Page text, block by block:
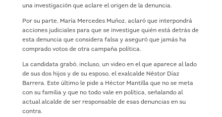
una investigación que aclare el origen de la denuncia.
Por su parte, María Mercedes Muñoz, aclaró que interpondrá
acciones judiciales para que se investigue quién está detrás de
esta denuncia que considera falsa y aseguró que jamás ha
comprado votos de otra campaña política.
La candidata grabó, incluso, un video en el que aparece al lado
de sus dos hijos y de su esposo, el exalcalde Néstor Díaz
Barrera. Este último le pide a Héctor Mantilla que no se meta
con su familia y que no todo vale en política, señalando al
actual alcalde de ser responsable de esas denuncias en su
contra.